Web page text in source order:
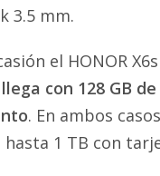
3.5 mm.
el HONOR
llega con 128 GB de
. En ambos
hasta 1 TB con